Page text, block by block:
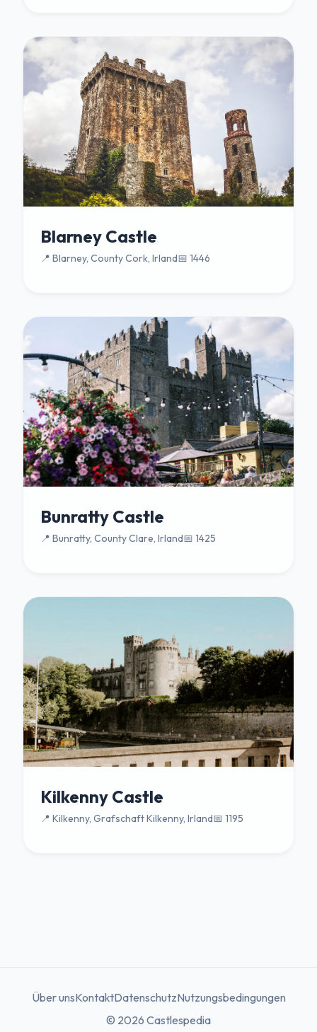
Blarney Castle
📍 Blarney, County Cork, Irland📅 1446
Bunratty Castle
📍 Bunratty, County Clare, Irland📅 1425
Kilkenny Castle
📍 Kilkenny, Grafschaft Kilkenny, Irland📅 1195
Über unsKontaktDatenschutzNutzungsbedingungen
© 2026 Castlespedia